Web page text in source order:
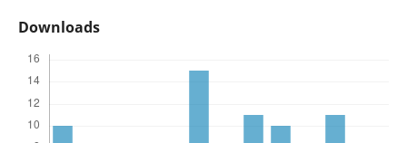
Downloads